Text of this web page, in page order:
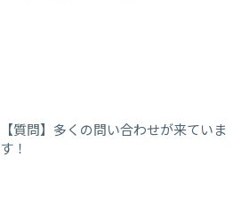
【質問】多くの問い合わせが来ていま
す！